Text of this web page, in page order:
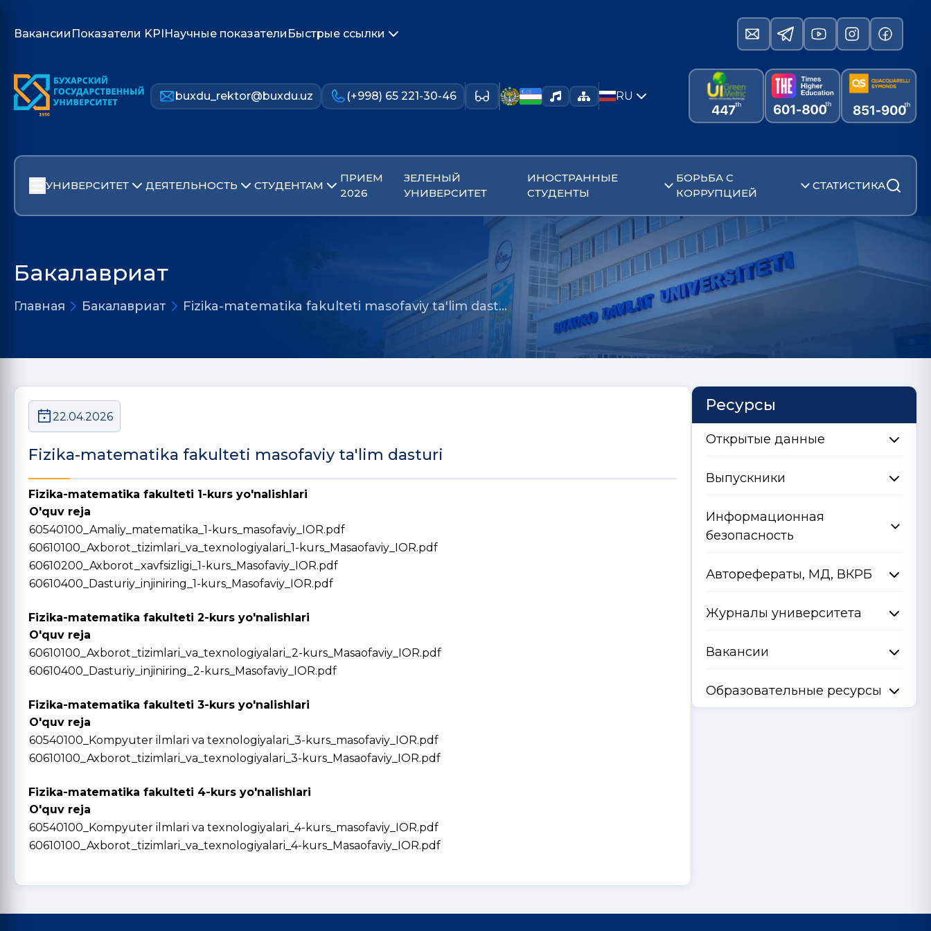
Вакансии Показатели KPIНаучные показатели Быстрые ссылки
buxdu_rektor@buxdu.uz (+998) 65 221-30-46 RU
УНИВЕРСИТЕТ ДЕЯТЕЛЬНОСТЬ СТУДЕНТАМ
ПРИЕМ
2026
ЗЕЛЕНЫЙ
УНИВЕРСИТЕТ
ИНОСТРАННЫЕ
СТУДЕНТЫ
БОРЬБА С
КОРРУПЦИЕЙ
СТАТИСТИКА
Бакалавриат
Главная Бакалавриат Fizika-matematika fakulteti masofaviy ta'lim dast…
22.04.2026
Fizika-matematika fakulteti masofaviy ta'lim dasturi
Fizika-matematika fakulteti 1-kurs yo'nalishlari
O'quv reja
60540100_Amaliy_matematika_1-kurs_masofaviy_IOR.pdf
60610100_Axborot_tizimlari_va_texnologiyalari_1-kurs_Masaofaviy_IOR.pdf
60610200_Axborot_xavfsizligi_1-kurs_Masofaviy_IOR.pdf
60610400_Dasturiy_injiniring_1-kurs_Masofaviy_IOR.pdf
Fizika-matematika fakulteti 2-kurs yo'nalishlari
O'quv reja
60610100_Axborot_tizimlari_va_texnologiyalari_2-kurs_Masaofaviy_IOR.pdf
60610400_Dasturiy_injiniring_2-kurs_Masofaviy_IOR.pdf
Fizika-matematika fakulteti 3-kurs yo'nalishlari
O'quv reja
60540100_Kompyuter ilmlari va texnologiyalari_3-kurs_masofaviy_IOR.pdf
60610100_Axborot_tizimlari_va_texnologiyalari_3-kurs_Masaofaviy_IOR.pdf
Fizika-matematika fakulteti 4-kurs yo'nalishlari
O'quv reja
60540100_Kompyuter ilmlari va texnologiyalari_4-kurs_masofaviy_IOR.pdf
60610100_Axborot_tizimlari_va_texnologiyalari_4-kurs_Masaofaviy_IOR.pdf
Ресурсы
Открытые данные
Выпускники
Информационная
безопасность
Авторефераты, МД, ВКРБ
Журналы университета
Вакансии
Образовательные ресурсы